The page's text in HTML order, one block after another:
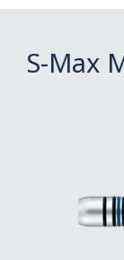
S-Max